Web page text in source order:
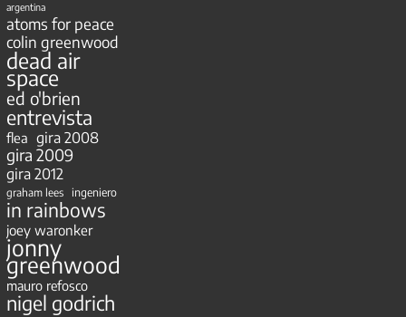
argentina
atoms for peace
colin greenwood
dead air
space
ed o'brien
entrevista
flea gira 2008
gira 2009
gira 2012
graham lees ingeniero
in rainbows
joey waronker
jonny
greenwood
mauro refosco
nigel godrich